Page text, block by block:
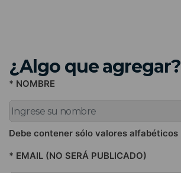
¿Algo que agregar?
* NOMBRE
Debe contener sólo valores alfabéticos
* EMAIL (NO SERÁ PUBLICADO)